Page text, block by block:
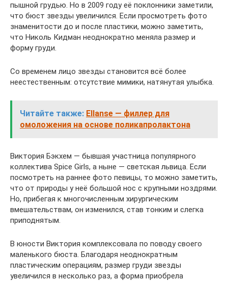
пышной грудью. Но в 2009 году её поклонники заметили,
что бюст звезды увеличился. Если просмотреть фото
знаменитости до и после пластики, можно заметить,
что Николь Кидман неоднократно меняла размер и
форму груди.
Со временем лицо звезды становится всё более
неестественным: отсутствие мимики, натянутая улыбка.
Читайте также: Ellanse — филлер для
омоложения на основе поликапролактона
Виктория Бэкхем — бывшая участница популярного
коллектива Spice Girls, а ныне — светская львица. Если
посмотреть на раннее фото певицы, то можно заметить,
что от природы у неё большой нос с крупными ноздрями.
Но, прибегая к многочисленным хирургическим
вмешательствам, он изменился, став тонким и слегка
приподнятым.
В юности Виктория комплексовала по поводу своего
маленького бюста. Благодаря неоднократным
пластическим операциям, размер груди звезды
увеличился в несколько раз, а форма приобрела